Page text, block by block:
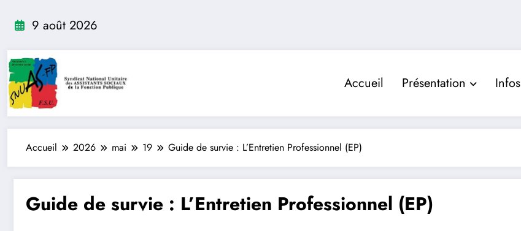
9 août 2026
Accueil Présentation Infos
Accueil 2026 mai 19 Guide de survie : L’Entretien Professionnel (EP)
Guide de survie : L’Entretien Professionnel (EP)